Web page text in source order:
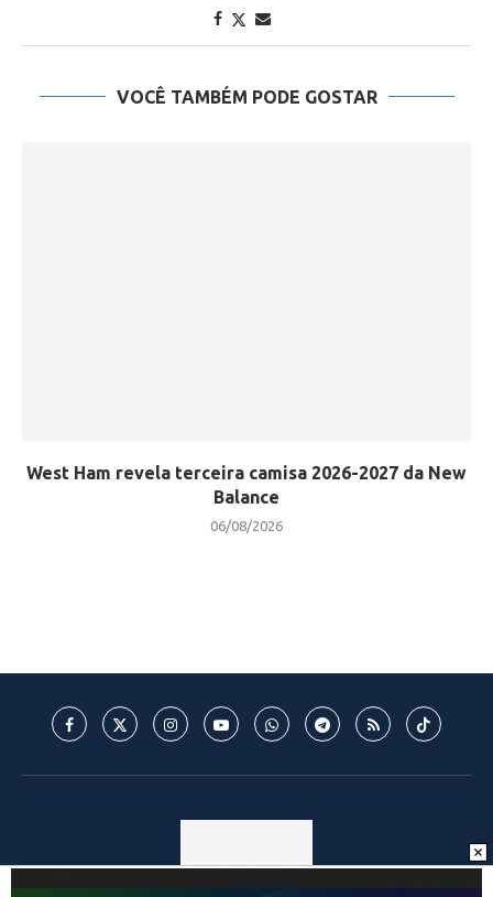
VOCÊ TAMBÉM PODE GOSTAR
West Ham revela terceira camisa 2026-2027 da New
Balance
06/08/2026